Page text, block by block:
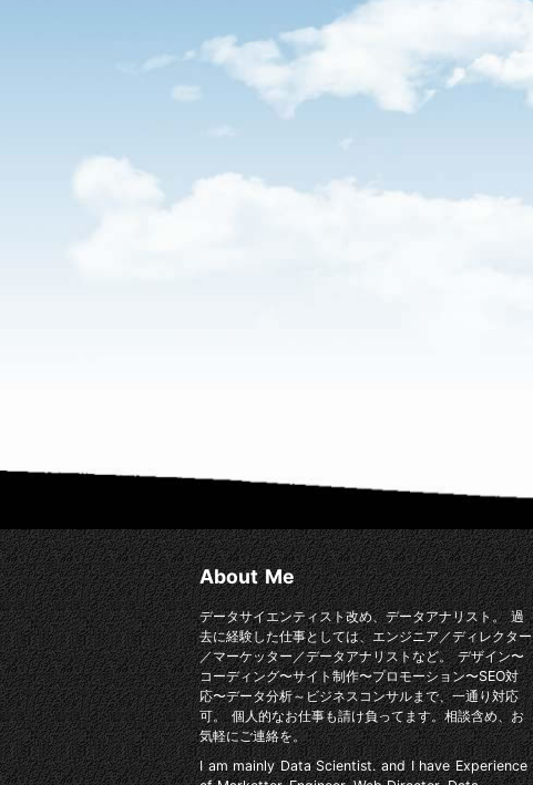
About Me
データサイエンティスト改め、データアナリスト。 過
去に経験した仕事としては、エンジニア／ディレクター
／マーケッター／データアナリストなど。 デザイン〜
コーディング〜サイト制作〜プロモーション〜SEO対
応〜データ分析～ビジネスコンサルまで、一通り対応
可。 個人的なお仕事も請け負ってます。相談含め、お
気軽にご連絡を。
I am mainly Data Scientist. and I have Experience